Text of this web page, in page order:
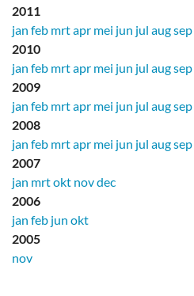
2011
jan feb mrtapr mei jun jul augsep
2010
jan feb mrtapr mei jun jul augsep
2009
jan feb mrtapr mei jun jul augsep
2008
jan feb mrtapr mei jun jul augsep
2007
jan mrtokt novdec
2006
jan feb jun okt
2005
nov